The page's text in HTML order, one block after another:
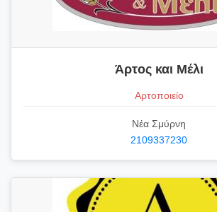
Άρτος και Μέλι
Αρτοποιείο
Νέα Σμύρνη
2109337230